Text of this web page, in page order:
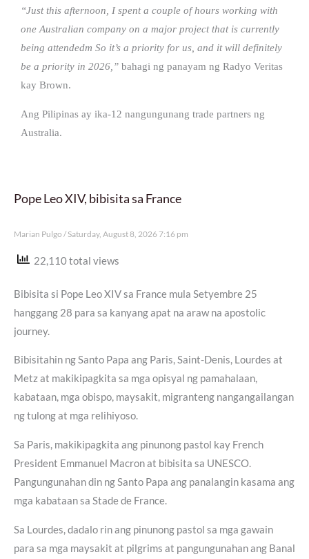
“Just this afternoon, I spent a couple of hours working with
one Australian company on a major project that is currently
being attendedm So it’s a priority for us, and it will definitely
be a priority in 2026,” bahagi ng panayam ng Radyo Veritas
kay Brown.
Ang Pilipinas ay ika-12 nangungunang trade partners ng
Australia.
Pope Leo XIV, bibisita sa France
Marian Pulgo Saturday, August 8, 2026 7:16 pm
22,110 total views
Bibisita si Pope Leo XIV sa France mula Setyembre 25
hanggang 28 para sa kanyang apat na araw na apostolic
journey.
Bibisitahin ng Santo Papa ang Paris, Saint-Denis, Lourdes at
Metz at makikipagkita sa mga opisyal ng pamahalaan,
kabataan, mga obispo, maysakit, migranteng nangangailangan
ng tulong at mga relihiyoso.
Sa Paris, makikipagkita ang pinunong pastol kay French
President Emmanuel Macron at bibisita sa UNESCO.
Pangungunahan din ng Santo Papa ang panalangin kasama ang
mga kabataan sa Stade de France.
Sa Lourdes, dadalo rin ang pinunong pastol sa mga gawain
para sa mga maysakit at pilgrims at pangungunahan ang Banal